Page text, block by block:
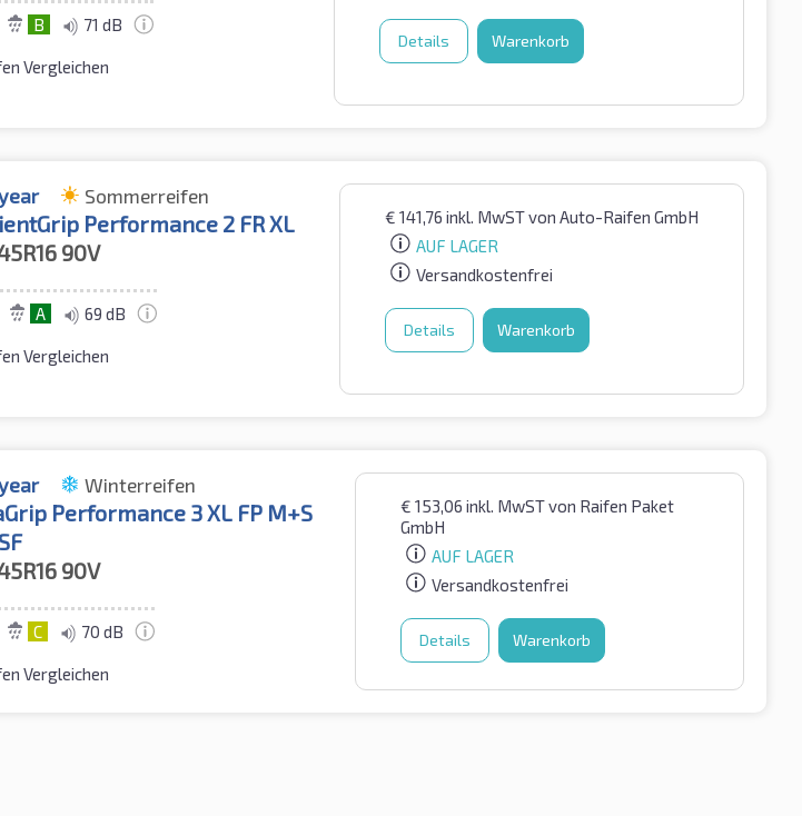
B 71 dB
Vergleichen
Details Warenkorb
Sommerreifen
Performance 2 FR XL
90V
A 69 dB
Vergleichen
€ 141,76 inkl. MwSTvon Auto-Raifen GmbH
AUF LAGER
Versandkostenfrei
Details Warenkorb
Winterreifen
Performance 3 XL FP M+S
90V
C 70 dB
Vergleichen
€ 153,06 inkl. MwSTvon Raifen Paket
GmbH
AUF LAGER
Versandkostenfrei
Details Warenkorb